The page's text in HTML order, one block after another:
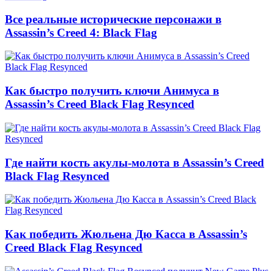
Все реальные исторические персонажи в
Assassin’s Creed 4: Black Flag
Как быстро получить ключи Анимуса в
Assassin’s Creed Black Flag Resynced
Где найти кость акулы-молота в Assassin’s Creed
Black Flag Resynced
Как победить Жюльена Дю Касса в Assassin’s
Creed Black Flag Resynced